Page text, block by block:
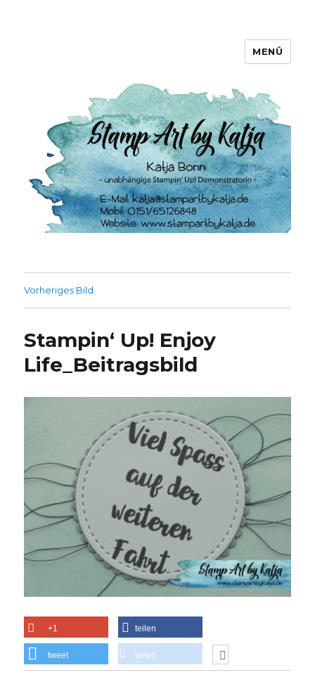
MENÜ
Vorheriges Bild
Stampin‘ Up! Enjoy
Life_Beitragsbild
+1 teilen
tweet teilen